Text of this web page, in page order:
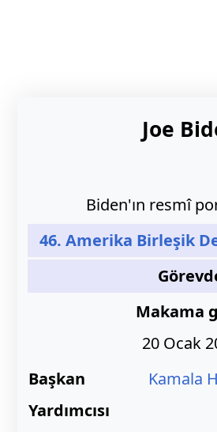
Joe
Biden'ın resmî
46. Amerika Birleşik
Makama
20 Ocak
Başkan
Yardımcısı
Kamala